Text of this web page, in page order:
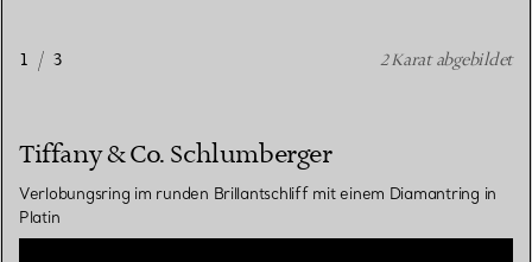
2 Karat abgebildet
1 / 3
Tiffany & Co. Schlumberger
Verlobungsring im runden Brillantschliff mit einem Diamantring in
Platin